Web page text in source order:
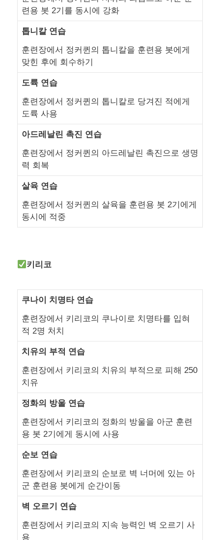
련용 봇 2기를 동시에 강화
톱니칼 연습
훈련장에서 정커퀸의 톱니칼을 훈련용 봇에게
맞힌 후에 회수하기
도륙 연습
훈련장에서 정커퀸의 톱니칼로 당겨진 적에게
도륙 사용
아드레날린 촉진 연습
훈련장에서 정커퀸의 아드레날린 촉진으로 생명
력 회복
살육 연습
훈련장에서 정커퀸의 살육을 훈련용 봇 2기에게
동시에 적중
키리코
쿠나이 치명타 연습
훈련장에서 키리코의 쿠나이로 치명타를 입혀
적 2명 처치
치유의 부적 연습
훈련장에서 키리코의 치유의 부적으로 피해 250
치유
정화의 방울 연습
훈련장에서 키리코의 정화의 방울을 아군 훈련
용 봇 2기에게 동시에 사용
순보 연습
훈련장에서 키리코의 순보로 벽 너머에 있는 아
군 훈련용 봇에게 순간이동
벽 오르기 연습
훈련장에서 키리코의 지속 능력인 벽 오르기 사
용